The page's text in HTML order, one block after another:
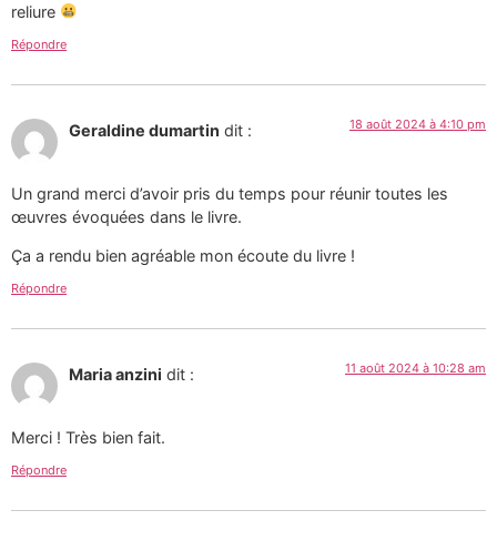
reliure
Répondre
Geraldine dumartin dit : 18 août 2024 à 4:10 pm
Un grand merci d’avoir pris du temps pour réunir toutes les
œuvres évoquées dans le livre.
Ça a rendu bien agréable mon écoute du livre !
Répondre
Maria anzini dit : 11 août 2024 à 10:28 am
Merci ! Très bien fait.
Répondre